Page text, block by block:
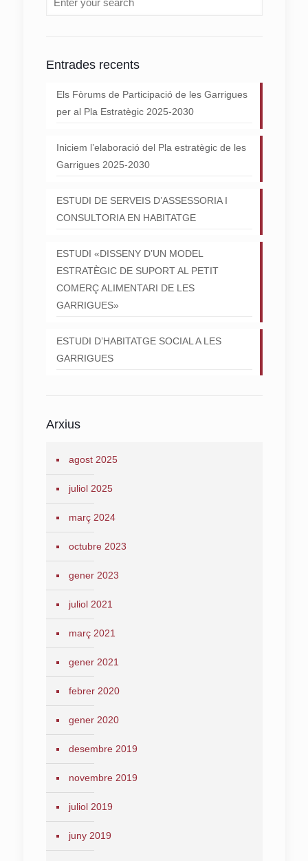
Entrades recents
Els Fòrums de Participació de les Garrigues
per al Pla Estratègic 2025-2030
Iniciem l’elaboració del Pla estratègic de les
Garrigues 2025-2030
ESTUDI DE SERVEIS D’ASSESSORIA I
CONSULTORIA EN HABITATGE
ESTUDI «DISSENY D’UN MODEL
ESTRATÈGIC DE SUPORT AL PETIT
COMERÇ ALIMENTARI DE LES
GARRIGUES»
ESTUDI D’HABITATGE SOCIAL A LES
GARRIGUES
Arxius
agost 2025
juliol 2025
març 2024
octubre 2023
gener 2023
juliol 2021
març 2021
gener 2021
febrer 2020
gener 2020
desembre 2019
novembre 2019
juliol 2019
juny 2019